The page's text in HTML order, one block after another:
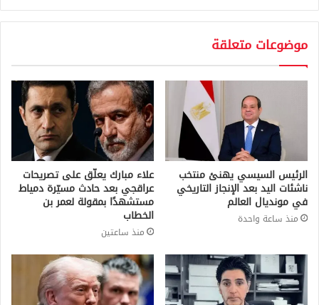
موضوعات متعلقة
الرئيس السيسي يهنئ منتخب
ناشئات اليد بعد الإنجاز التاريخي
في مونديال العالم
منذ ساعة واحدة
علاء مبارك يعلّق على تصريحات
عراقجي بعد حادث مسيّرة دمياط
مستشهدًا بمقولة لعمر بن
الخطاب
منذ ساعتين